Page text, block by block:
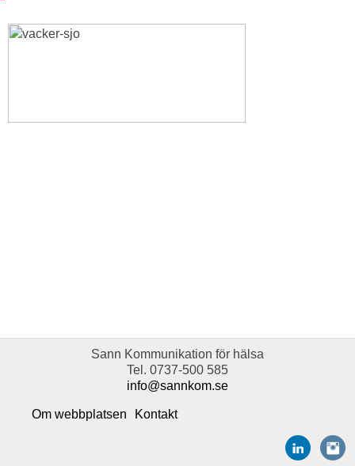
Sann Kommunikation för hälsa
Tel. 0737-500 585
info@sannkom.se
Om webbplatsen Kontakt